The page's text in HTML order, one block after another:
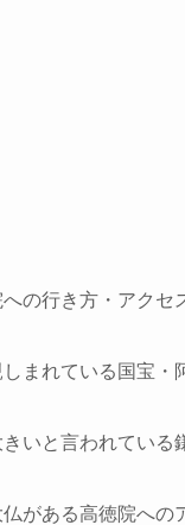
の行き方・アクセ
まれている国宝・
いと言われている
がある高徳院への